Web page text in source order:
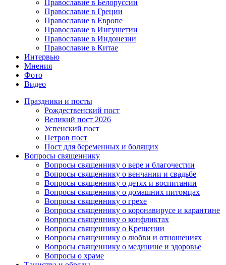
Православие в Белоруссии
Православие в Греции
Православие в Европе
Православие в Ингушетии
Православие в Индонезии
Православие в Китае
Интервью
Мнения
Фото
Видео
Праздники и посты
Рождественский пост
Великий пост 2026
Успенский пост
Петров пост
Пост для беременных и болящих
Вопросы священнику
Вопросы священнику о вере и благочестии
Вопросы священнику о венчании и свадьбе
Вопросы священнику о детях и воспитании
Вопросы священнику о домашних питомцах
Вопросы священнику о грехе
Вопросы священнику о коронавирусе и карантине
Вопросы священнику о конфликтах
Вопросы священнику о Крещении
Вопросы священнику о любви и отношениях
Вопросы священнику о медицине и здоровье
Вопросы о храме